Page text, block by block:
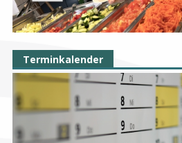
Terminkalender